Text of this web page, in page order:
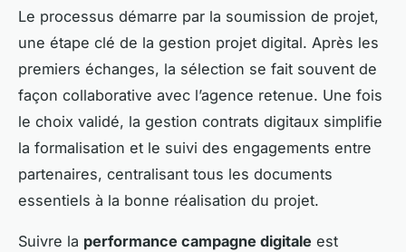
Le processus démarre par la soumission de projet,
une étape clé de la gestion projet digital. Après les
premiers échanges, la sélection se fait souvent de
façon collaborative avec l’agence retenue. Une fois
le choix validé, la gestion contrats digitaux simplifie
la formalisation et le suivi des engagements entre
partenaires, centralisant tous les documents
essentiels à la bonne réalisation du projet.
Suivre la performance campagne digitale est